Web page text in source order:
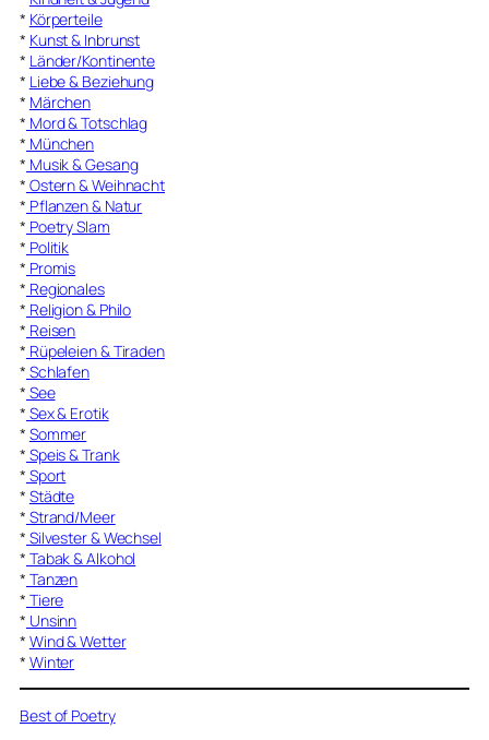
* Körperteile
* Kunst & Inbrunst
* Länder/Kontinente
* Liebe & Beziehung
* Märchen
* Mord & Totschlag
* München
* Musik & Gesang
* Ostern & Weihnacht
* Pflanzen & Natur
* Poetry Slam
* Politik
* Promis
* Regionales
* Religion & Philo
* Reisen
* Rüpeleien & Tiraden
* Schlafen
* See
* Sex & Erotik
* Sommer
* Speis & Trank
* Sport
* Städte
* Strand/Meer
* Silvester & Wechsel
* Tabak & Alkohol
* Tanzen
* Tiere
* Unsinn
* Wind & Wetter
* Winter
Best of Poetry